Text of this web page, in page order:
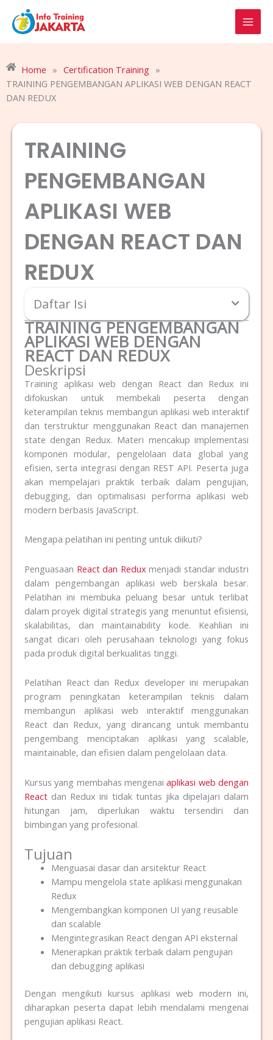
content
Home » Certification Training »
TRAINING PENGEMBANGAN APLIKASI WEB DENGAN REACT
DAN REDUX
TRAINING
PENGEMBANGAN
APLIKASI WEB
DENGAN REACT DAN
REDUX
Daftar Isi
TRAINING PENGEMBANGAN
APLIKASI WEB DENGAN
REACT DAN REDUX
Deskripsi
Training aplikasi web dengan React dan Redux ini
difokuskan untuk membekali peserta dengan
keterampilan teknis membangun aplikasi web interaktif
dan terstruktur menggunakan React dan manajemen
state dengan Redux. Materi mencakup implementasi
komponen modular, pengelolaan data global yang
efisien, serta integrasi dengan REST API. Peserta juga
akan mempelajari praktik terbaik dalam pengujian,
debugging, dan optimalisasi performa aplikasi web
modern berbasis JavaScript.
Mengapa pelatihan ini penting untuk diikuti?
Penguasaan React dan Redux menjadi standar industri
dalam pengembangan aplikasi web berskala besar.
Pelatihan ini membuka peluang besar untuk terlibat
dalam proyek digital strategis yang menuntut efisiensi,
skalabilitas, dan maintainability kode. Keahlian ini
sangat dicari oleh perusahaan teknologi yang fokus
pada produk digital berkualitas tinggi.
Pelatihan React dan Redux developer ini merupakan
program peningkatan keterampilan teknis dalam
membangun aplikasi web interaktif menggunakan
React dan Redux, yang dirancang untuk membantu
pengembang menciptakan aplikasi yang scalable,
maintainable, dan efisien dalam pengelolaan data.
Kursus yang membahas mengenaiaplikasi web dengan
React dan Redux ini tidak tuntas jika dipelajari dalam
hitungan jam, diperlukan waktu tersendiri dan
bimbingan yang profesional.
Tujuan
Menguasai dasar dan arsitektur React
Mampu mengelola state aplikasi menggunakan
Redux
Mengembangkan komponen UI yang reusable
dan scalable
Mengintegrasikan React dengan API eksternal
Menerapkan praktik terbaik dalam pengujian
dan debugging aplikasi
Dengan mengikuti kursus aplikasi web modern ini,
diharapkan peserta dapat lebih mendalami mengenai
pengujian aplikasi React.